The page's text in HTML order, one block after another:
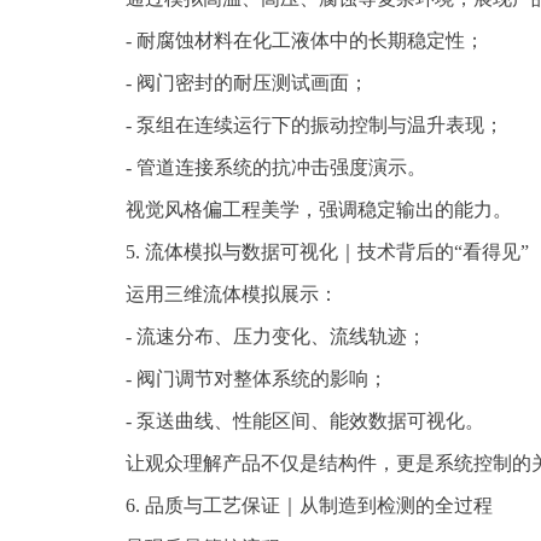
- 耐腐蚀材料在化工液体中的长期稳定性；
- 阀门密封的耐压测试画面；
- 泵组在连续运行下的振动控制与温升表现；
- 管道连接系统的抗冲击强度演示。
视觉风格偏工程美学，强调稳定输出的能力。
5. 流体模拟与数据可视化｜技术背后的“看得见”
运用三维流体模拟展示：
- 流速分布、压力变化、流线轨迹；
- 阀门调节对整体系统的影响；
- 泵送曲线、性能区间、能效数据可视化。
让观众理解产品不仅是结构件，更是系统控制的
6. 品质与工艺保证｜从制造到检测的全过程